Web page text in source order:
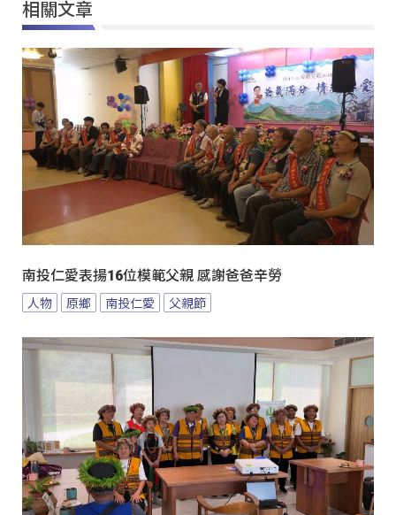
相關文章
南投仁愛表揚16位模範父親 感謝爸爸辛勞
人物 原鄉 南投仁愛 父親節